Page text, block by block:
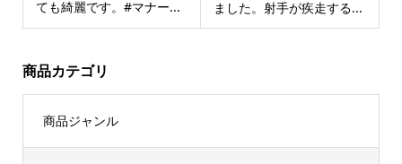
ても綺麗です。#マナー...
ました。射手が疾走する...
商品カテゴリ
商品ジャンル